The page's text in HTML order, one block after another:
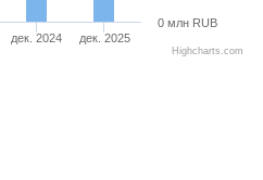
дек. 2024 дек. 2025
0 млн RUB
Highcharts.com